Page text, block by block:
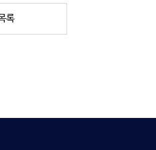
록